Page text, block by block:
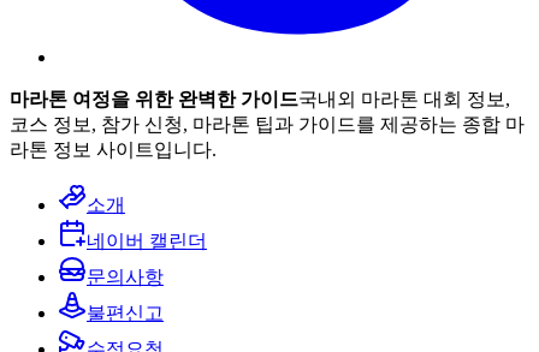
마라톤 여정을 위한 완벽한 가이드국내외 마라톤 대회 정보,
코스 정보, 참가 신청, 마라톤 팁과 가이드를 제공하는 종합 마
라톤 정보 사이트입니다.
소개
네이버 캘린더
문의사항
불편신고